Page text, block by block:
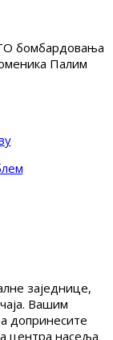
бомбардовања
Палим
заједнице,
Вашим
допринесите
центра насеља